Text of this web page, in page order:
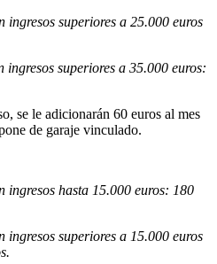
ingresos superiores a 25.000 euros
superiores a 35.000 euros:
se le adicionarán 60 euros al mes
de garaje vinculado.
ingresos hasta 15.000 euros: 180
ingresos superiores a 15.000 euros